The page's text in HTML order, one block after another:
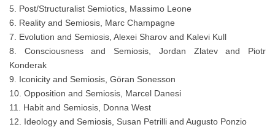
5. Post/Structuralist Semiotics, Massimo Leone
6. Reality and Semiosis, Marc Champagne
7. Evolution and Semiosis, Alexei Sharov and Kalevi Kull
8. Consciousness and Semiosis, Jordan Zlatev and Piotr
Konderak
9. Iconicity and Semiosis, Göran Sonesson
10. Opposition and Semiosis, Marcel Danesi
11. Habit and Semiosis, Donna West
12. Ideology and Semiosis, Susan Petrilli and Augusto Ponzio